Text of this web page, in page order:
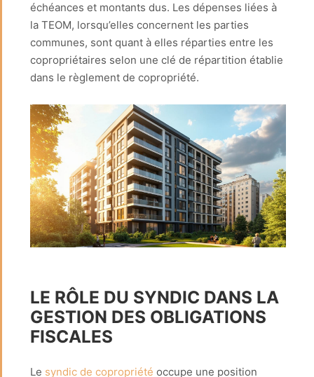
échéances et montants dus. Les dépenses liées à
la TEOM, lorsqu’elles concernent les parties
communes, sont quant à elles réparties entre les
copropriétaires selon une clé de répartition établie
dans le règlement de copropriété.
LE RÔLE DU SYNDIC DANS LA
GESTION DES OBLIGATIONS
FISCALES
Le syndic de copropriété occupe une position